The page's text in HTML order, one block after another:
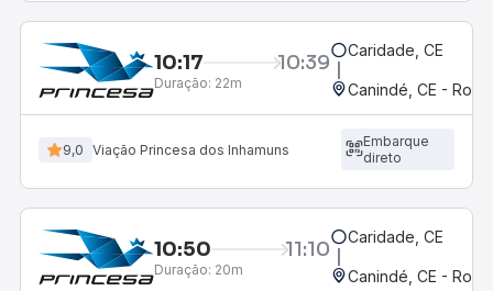
10:17 10:39
Duração: 22m
Caridade, CE
Canindé, CE -
9,0 Viação Princesa dos Inhamuns
Embarque
direto
10:50 11:10
Duração: 20m
Caridade, CE
Canindé, CE -